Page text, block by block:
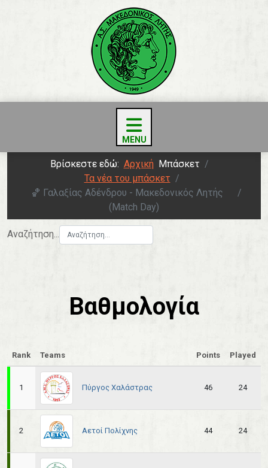
Βρίσκεστε εδώ: Αρχική Μπάσκετ
Τα νέα του μπάσκετ
🏀 Γαλαξίας Αδένδρου - Μακεδονικός Λητής
(Match Day)
Αναζήτηση...
Βαθμολογία
Rank Teams Points Played
1 Πύργος Χαλάστρας 46 24
2 Αετοί Πολίχνης 44 24